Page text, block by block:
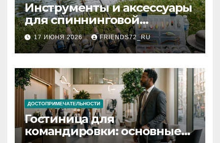
Инструменты и аксессуары
для спиннинговой
рыбалки: назначение и
типы
17 ИЮНЯ 2026 FRIENDS72_RU
ДОСТОПРИМЕЧАТЕЛЬНОСТИ
Гостиница для
командировки: основные